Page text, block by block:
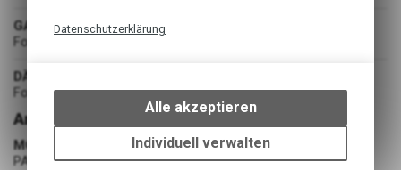
GABEL
Fox 36 Float Rhythm (150 mm)
DÄMPFER
Fox Float X Performance (150 mm)
Antrieb
MOTOR
PANASONIC GX ULTIMATE PRO 95NM 250W
Datenschutzerklärung
bestimmte Interaktionen und
Einstellungen auf Ihrem Gerät,
um die grundlegenden
Funktionen unseres Online-
Alle akzeptieren
Individuell verwalten